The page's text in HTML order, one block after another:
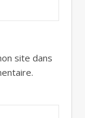
site dans